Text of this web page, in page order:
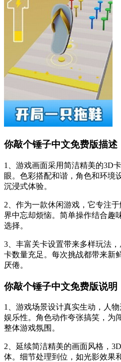
你敲个锤子中文免费版描述
1、游戏画面采用简洁精美的3D
眼。色彩搭配和谐，角色和环境
沉浸式体验。
2、作为一款休闲游戏，它专注
界中忘却烦恼。简单操作结合趣
选择。
3、丰富关卡设置带来多样玩法
卡数量充足。每次挑战都带来新
厌倦。
你敲个锤子中文免费版说明
1、游戏场景设计真实生动，人
娱乐性。角色动作夸张搞笑，为
整体游戏氛围。
2、延续简洁精美的画面风格，
体。细节处理到位，如光影效果